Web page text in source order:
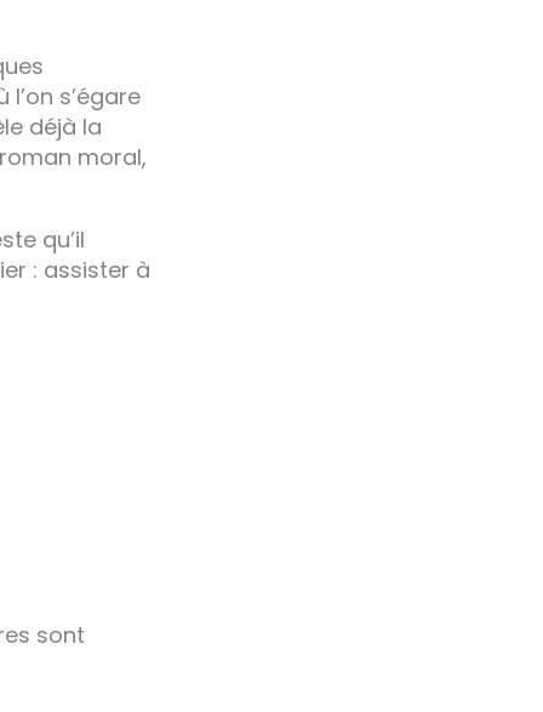
s’égare
déjà la
moral,
qu’il
: assister à
sont